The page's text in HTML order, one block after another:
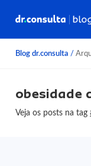
Blog dr.consulta /
obesidade
Veja os posts na tag